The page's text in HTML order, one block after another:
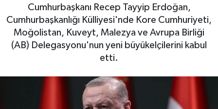
Cumhurbaşkanı Recep Tayyip Erdoğan,
Cumhurbaşkanlığı Külliyesi'nde Kore Cumhuriyeti,
Moğolistan, Kuveyt, Malezya ve Avrupa Birliği
(AB) Delegasyonu'nun yeni büyükelçilerini kabul
etti.
Otovitrin
Asayiş
Haber Arşivi